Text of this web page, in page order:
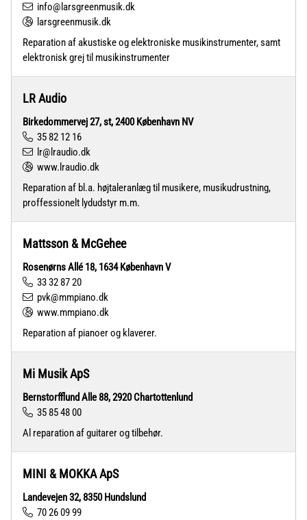
info@larsgreenmusik.dk
larsgreenmusik.dk
Reparation af akustiske og elektroniske musikinstrumenter, samt
elektronisk grej til musikinstrumenter
LR Audio
Birkedommervej 27, st, 2400 København NV
35 82 12 16
lr@lraudio.dk
www.lraudio.dk
Reparation af bl.a. højtaleranlæg til musikere, musikudrustning,
proffessionelt lydudstyr m.m.
Mattsson & McGehee
Rosenørns Allé 18, 1634 København V
33 32 87 20
pvk@mmpiano.dk
www.mmpiano.dk
Reparation af pianoer og klaverer.
Mi Musik ApS
Bernstorfflund Alle 88, 2920 Chartottenlund
35 85 48 00
Al reparation af guitarer og tilbehør.
MINI & MOKKA ApS
Landevejen 32, 8350 Hundslund
70 26 09 99